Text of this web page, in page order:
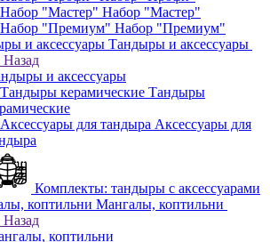
Набор "Мастер"
Набор "Премиум"
Тандыры и аксессуары
Назад
и аксессуары
Тандыры
Аксессуары для
Комплекты: тандыры с аксессуарами
Мангалы, коптильни
Назад
коптильни